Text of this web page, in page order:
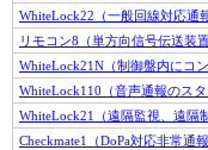
WhiteLock22（一般回線対応通
リモコン8（単方向信号伝送装置
WhiteLock21N（制御盤内にコ
WhiteLock110（音声通報のスタ
WhiteLock21（遠隔監視、遠隔
Checkmate1（DoPa対応非常通報